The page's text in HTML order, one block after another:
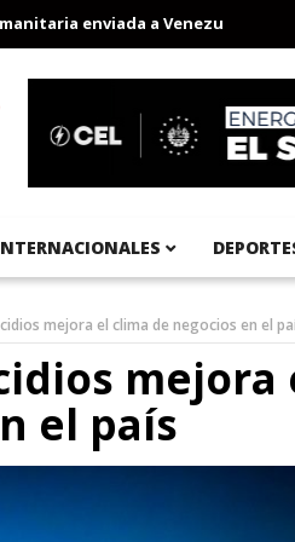
enviada a Venezuela
mejora el clima de negocios en el
mejora
el país